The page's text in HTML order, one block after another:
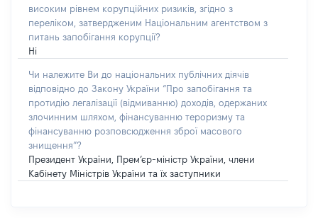
високим рівнем корупційних ризиків, згідно з
переліком, затвердженим Національним агентством з
питань запобігання корупції?
Ні
Чи належите Ви до національних публічних діячів
відповідно до Закону України “Про запобігання та
протидію легалізації (відмиванню) доходів, одержаних
злочинним шляхом, фінансуванню тероризму та
фінансуванню розповсюдження зброї масового
знищення”?
Президент України, Прем’єр-міністр України, члени
Кабінету Міністрів України та їх заступники